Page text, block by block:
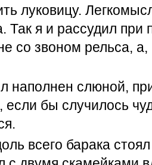
луковицу.
Так я и рассудил при
со звоном рельса,
наполнен слюной,
если бы случилось
всего барака